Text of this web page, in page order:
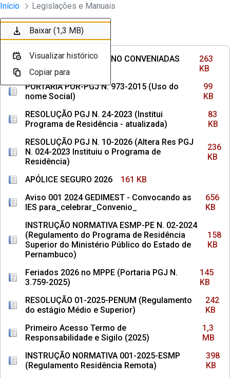
Pular para o Conteúdo principal
Divisão Minima - Escola Superior
Início Legislações e Manuais
Ordenar Filtro
INSTITUIÇÕES DE ENSINO CONVENIADAS
COM MPPE
263
KB
PORTARIA POR-PGJ N. 973-2015 (Uso do
nome Social)
99
KB
RESOLUÇÃO PGJ N. 24-2023 (Institui
Programa de Residência - atualizada)
83
KB
RESOLUÇÃO PGJ N. 10-2026 (Altera Res PGJ
N. 024-2023 Instituiu o Programa de
Residência)
236
KB
APÓLICE SEGURO 2026
161 KB
Aviso 001 2024 GEDIMEST - Convocando as
IES para_celebrar_Convenio_
656
KB
INSTRUÇÃO NORMATIVA ESMP-PE N. 02-2024
(Regulamento do Programa de Residência
Superior do Ministério Público do Estado de
Pernambuco)
158
KB
Feriados 2026 no MPPE (Portaria PGJ N.
3.759-2025)
145
KB
RESOLUÇÃO 01-2025-PENUM (Regulamento
do estágio Médio e Superior)
242
KB
Primeiro Acesso Termo de
Responsabilidade e Sigilo (2025)
1,3
MB
INSTRUÇÃO NORMATIVA 001-2025-ESMP
(Regulamento Residência Remota)
398
KB
Baixar (263 KB)
Visualizar histórico
Copiar para
Baixar (99 KB)
Visualizar histórico
Copiar para
Baixar (83 KB)
Visualizar histórico
Copiar para
Baixar (236 KB)
Visualizar histórico
Copiar para
Baixar (161 KB)
Visualizar histórico
Copiar para
Baixar (656 KB)
Visualizar histórico
Copiar para
Baixar (158 KB)
Visualizar histórico
Copiar para
Baixar (145 KB)
Visualizar histórico
Copiar para
Baixar (242 KB)
Visualizar histórico
Copiar para
Baixar (1,3 MB)
Visualizar histórico
Copiar para